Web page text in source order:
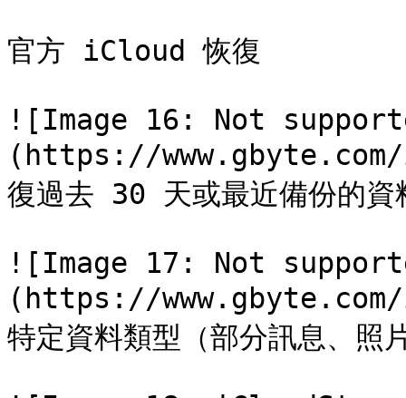
官方 iCloud 恢復
![Image 16: Not
(https://
復過去 30 天或最近備份的資
![Image 17: Not
(https://
特定資料類型（部分訊息、照